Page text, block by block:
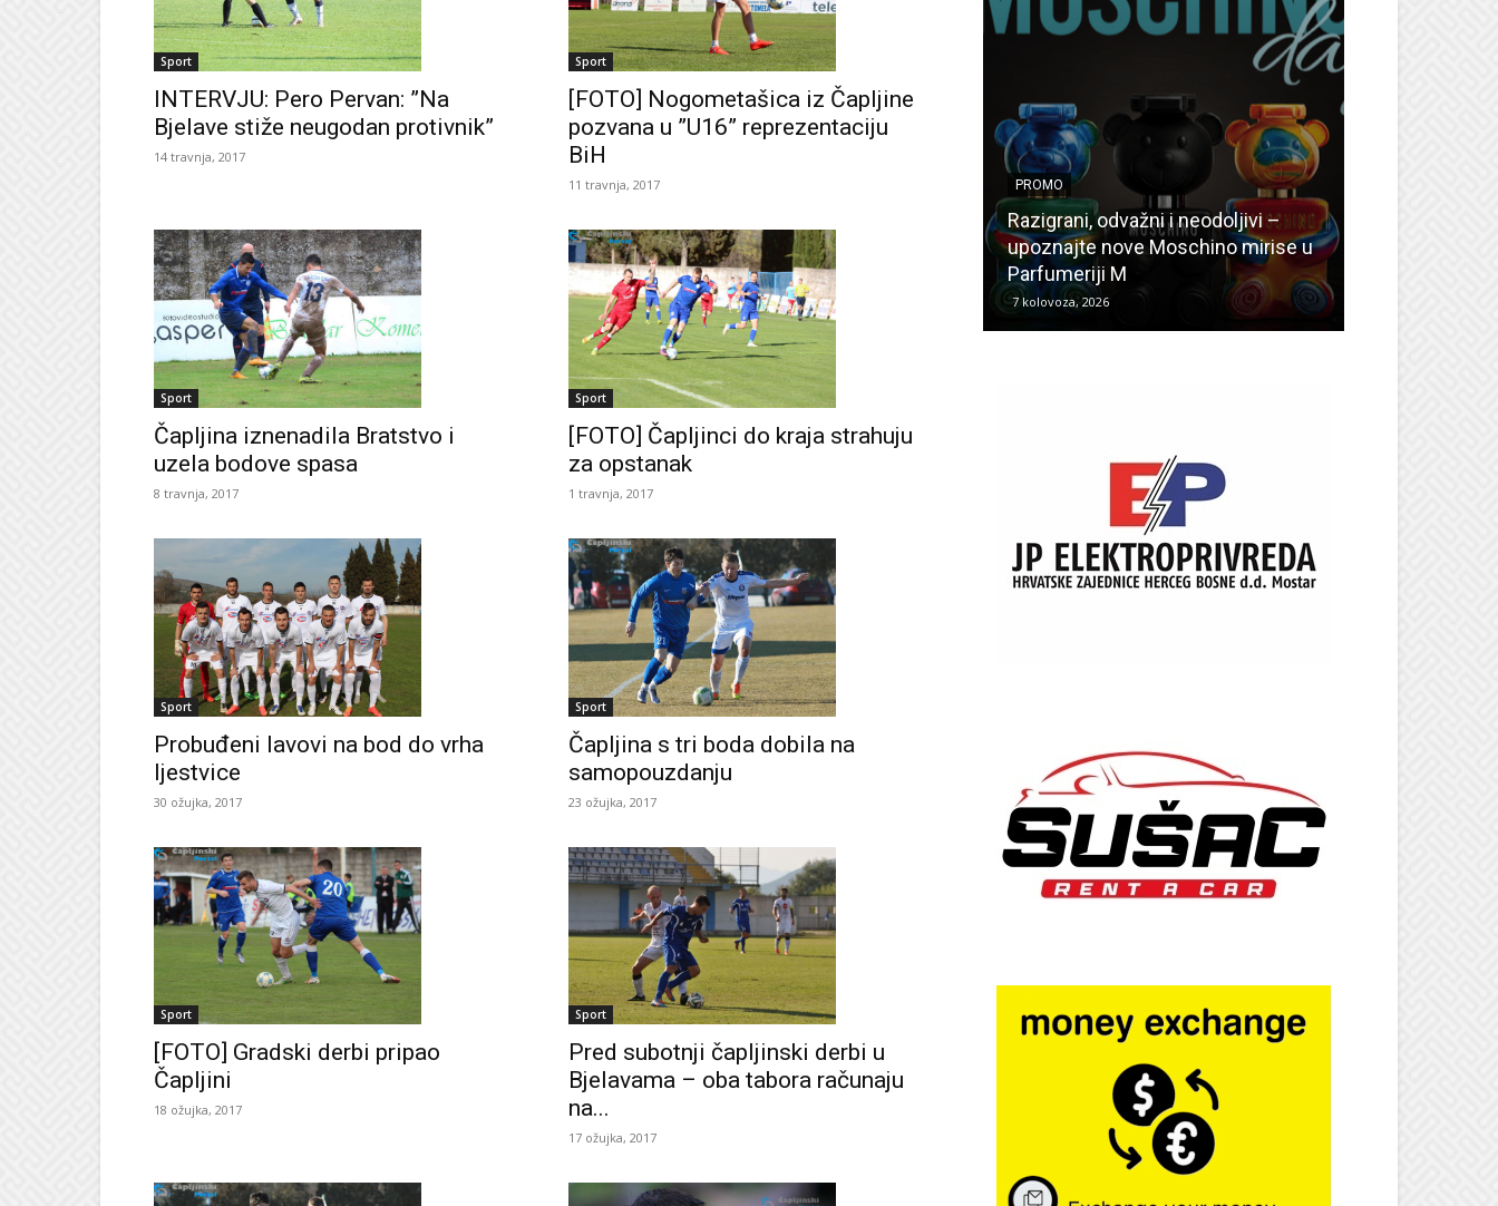
Sport
INTERVJU: Pero Pervan: ”Na
Bjelave stiže neugodan protivnik”
14 travnja, 2017
Sport
[FOTO] Nogometašica iz Čapljine
pozvana u ”U16” reprezentaciju
BiH
11 travnja, 2017
Sport
Čapljina iznenadila Bratstvo i
uzela bodove spasa
8 travnja, 2017
Sport
[FOTO] Čapljinci do kraja strahuju
za opstanak
1 travnja, 2017
Sport
Probuđeni lavovi na bod do vrha
ljestvice
30 ožujka, 2017
Sport
Čapljina s tri boda dobila na
samopouzdanju
23 ožujka, 2017
Sport
[FOTO] Gradski derbi pripao
Čapljini
18 ožujka, 2017
Sport
Pred subotnji čapljinski derbi u
Bjelavama – oba tabora računaju
na...
17 ožujka, 2017
PROMO
Razigrani, odvažni i neodoljivi –
upoznajte nove Moschino mirise u
Parfumeriji M
7 kolovoza, 2026